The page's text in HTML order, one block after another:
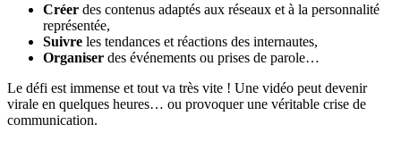
Créer des contenus adaptés aux réseaux et à la personnalité
représentée,
Suivre les tendances et réactions des internautes,
Organiser des événements ou prises de parole…
Le défi est immense et tout va très vite ! Une vidéo peut devenir
virale en quelques heures… ou provoquer une véritable crise de
communication.